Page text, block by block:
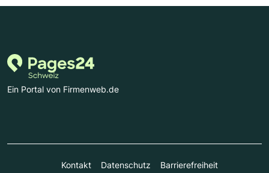
Ein Portal von Firmenweb.de
Kontakt Datenschutz Barrierefreiheit